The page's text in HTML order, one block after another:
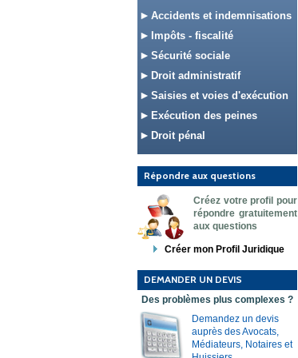
Accidents et indemnisations
Impôts - fiscalité
Sécurité sociale
Droit administratif
Saisies et voies d'exécution
Exécution des peines
Droit pénal
Répondre aux questions
Créez votre profil pour
répondre gratuitement
aux questions
Créer mon Profil Juridique
DEMANDER UN DEVIS
Des problèmes plus complexes ?
Demandez un devis
auprès des Avocats,
Médiateurs, Notaires et